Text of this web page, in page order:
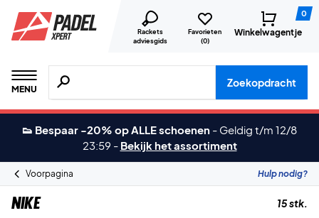
Rackets
adviesgids
Favorieten
(0)
0
Winkelwagentje
MENU
Zoeken naar producten, merken etc.
Zoekopdracht
👟 Bespaar -20% op ALLE schoenen - Geldig t/m 12/8
23:59 - Bekijk het assortiment
Voorpagina Hulp nodig?
Nike 15 stk.